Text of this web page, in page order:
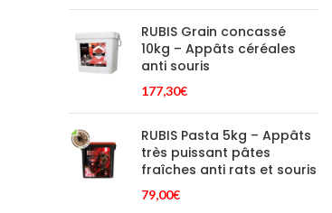
RUBIS Grain concassé
10kg – Appâts céréales
anti souris
177,30€
RUBIS Pasta 5kg – Appâts
très puissant pâtes
fraîches anti rats et souris
79,00€